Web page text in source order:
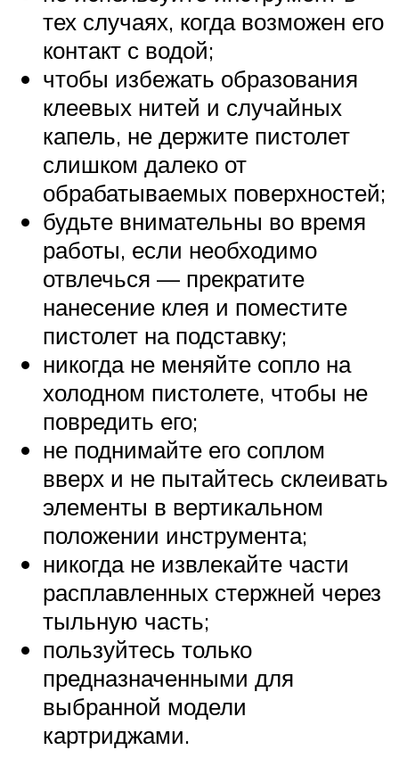
тех случаях, когда возможен его
контакт с водой;
чтобы избежать образования
клеевых нитей и случайных
капель, не держите пистолет
слишком далеко от
обрабатываемых поверхностей;
будьте внимательны во время
работы, если необходимо
отвлечься — прекратите
нанесение клея и поместите
пистолет на подставку;
никогда не меняйте сопло на
холодном пистолете, чтобы не
повредить его;
не поднимайте его соплом
вверх и не пытайтесь склеивать
элементы в вертикальном
положении инструмента;
никогда не извлекайте части
расплавленных стержней через
тыльную часть;
пользуйтесь только
предназначенными для
выбранной модели
картриджами.